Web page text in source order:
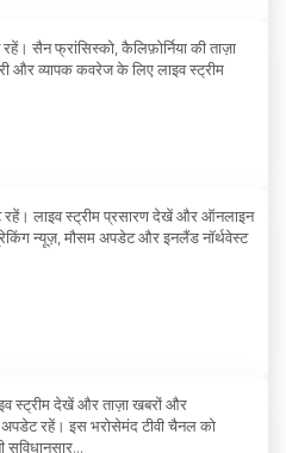
सैन फ्रांसिस्को, कैलिफ़ोर्निया की ताज़ा
और व्यापक कवरेज के लिए लाइव स्ट्रीम
लाइव स्ट्रीम प्रसारण देखें और ऑनलाइन
न्यूज़, मौसम अपडेट और इनलैंड नॉर्थवेस्ट
स्ट्रीम देखें और ताज़ा खबरों और
रहें। इस भरोसेमंद टीवी चैनल को